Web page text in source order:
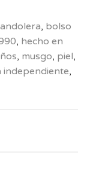
, bolso
, hecho en
, musgo, piel,
independiente,